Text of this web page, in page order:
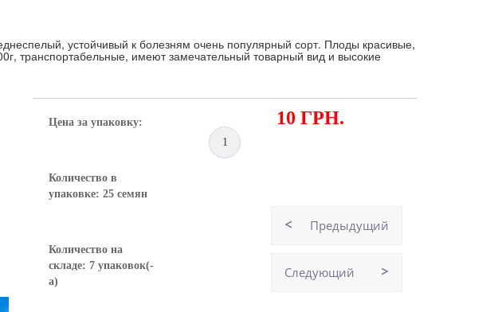
устойчивый к болезням очень популярный сорт. Плоды красивые,
транспортабельные, имеют замечательный товарный вид и высокие
Цена за упаковку:
Количество в
упаковке: 25 семян
Количество на
складе: 7 упаковок(-
а)
1
10 ГРН.
Предыдущий
Следующий